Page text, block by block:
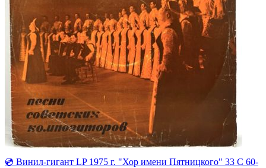
💿 Винил-гигант LP 1975 г. "Хор имени Пятницкого" 33 С 60-